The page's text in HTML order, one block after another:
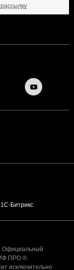
Битрикс
ПРО ®.
исключительно